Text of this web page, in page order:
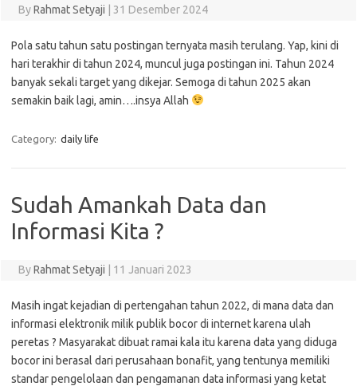
ByRahmat Setyaji 31 Desember 2024
Pola satu tahun satu postingan ternyata masih terulang. Yap, kini di
hari terakhir di tahun 2024, muncul juga postingan ini. Tahun 2024
banyak sekali target yang dikejar. Semoga di tahun 2025 akan
semakin baik lagi, amin….insya Allah
Category: daily life
Sudah Amankah Data dan
Informasi Kita ?
ByRahmat Setyaji 11 Januari 2023
Masih ingat kejadian di pertengahan tahun 2022, di mana data dan
informasi elektronik milik publik bocor di internet karena ulah
peretas ? Masyarakat dibuat ramai kala itu karena data yang diduga
bocor ini berasal dari perusahaan bonafit, yang tentunya memiliki
standar pengelolaan dan pengamanan data informasi yang ketat